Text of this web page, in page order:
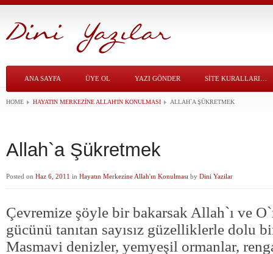
ANA SAYFA ÜYE OL YAZI GÖNDER SITE KURALLARI…
HOME HAYATIN MERKEZINE ALLAH'IN KONULMASI ALLAH`A ŞÜKRETMEK
Allah`a Şükretmek
Posted on Haz 6, 2011 in Hayatın Merkezine Allah'ın Konulması by Dini Yazilar
Çevremize şöyle bir bakarsak Allah`ı ve
gücünü tanıtan sayısız güzelliklerle dolu
Masmavi denizler, yemyeşil ormanlar,